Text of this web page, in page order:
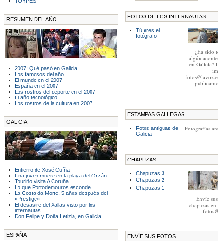
RESUMEN DEL AÑO
2007: Qué pasó en Galicia
Los famosos del año
El mundo en el 2007
España en el 2007
Los rostros del deporte en el 2007
El año tecnológico
Los rostros de la cultura en 2007
GALICIA
Entierro de Xosé Cuíña
Una joven muere en la playa del Orzán
Touriño visita A Coruña
Lo que Portodemouros esconde
La Costa da Morte, 5 años después del
«Prestige»
El desastre del Xallas visto por los
internautas
Don Felipe y Doña Letizia, en Galicia
ESPAÑA
FOTOS DE LOS INTERNAUTAS
¿Ha sido
algún
en Galicia?
Tú eres el
fotógrafo
ESTAMPAS GALLEGAS
Fotografías
Fotos antiguas de
Galicia
CHAPUZAS
Envíe
chapuzas en
Chapuzas 3
Chapuzas 2
Chapuzas 1
ENVÍE SUS FOTOS